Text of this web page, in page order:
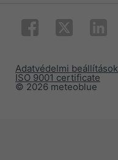
© 2026 meteoblue
ISO 9001 certificate
Adatvédelmi beállítások